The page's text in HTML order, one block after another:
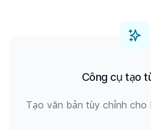
Công cụ tạo
Tạo văn bản tùy chỉnh cho